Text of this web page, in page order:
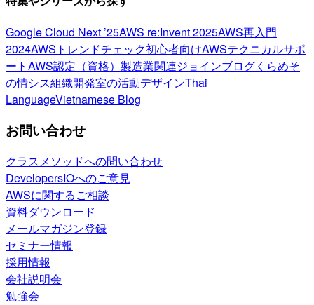
Google Cloud Next ’25AWS re:Invent 2025AWS再入門
2024AWSトレンドチェック初心者向けAWSテクニカルサポ
ートAWS認定（資格） 製造業関連ジョインブログくらめそ
の情シス組織開発室の活動デザインThai
LanguageVietnamese Blog
お問い合わせ
クラスメソッドへの問い合わせ
DevelopersIOへのご意見
AWSに関するご相談
資料ダウンロード
メールマガジン登録
セミナー情報
採用情報
会社説明会
勉強会